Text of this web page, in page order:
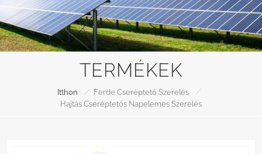
TERMÉKEK
Itthon / Ferde Cseréptető Szerelés
/
Hajtás Cseréptetős Napelemes Szerelés